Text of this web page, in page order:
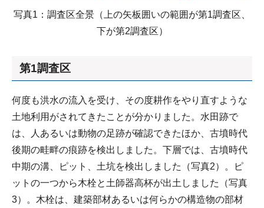
写真1：調査区全景（上の矢板囲いの範囲が第1調査区、
下が第2調査区）
第1調査区
何度も洪水の流入を受け、その度耕作をやり直すような
土地利用がされてきたことが分かりました。水田跡で
は、人あるいは動物の足跡が確認できたほか、古墳時代
後期の畦畔の痕跡を検出しました。下層では、古墳時代
中期の溝、ピット、土坑を検出しました（写真2）。ピ
ットの一つから木栓と土師器高杯が出土しました（写真
3）。木栓は、建築部材あるいは何らかの構造物の部材